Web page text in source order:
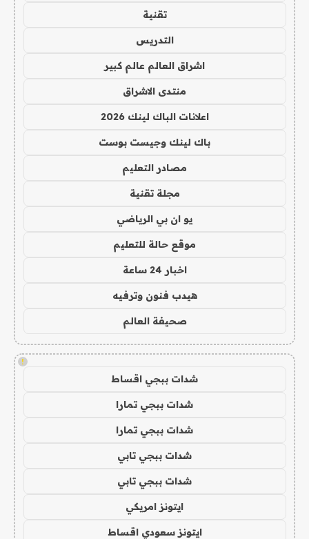
تقنية
التدريس
اشراق العالم عالم كبير
منتدى الاشراق
اعلانات الباك لينك 2026
باك لينك وجيست بوست
مصادر التعليم
مجلة تقنية
يو ان بي الرياضي
موقع حالة للتعليم
اخبار 24 ساعة
هيدب فنون وترفيه
صحيفة العالم
!
شدات ببجي اقساط
شدات ببجي تمارا
شدات ببجي تمارا
شدات ببجي تابي
شدات ببجي تابي
ايتونز امريكي
ايتونز سعودي اقساط